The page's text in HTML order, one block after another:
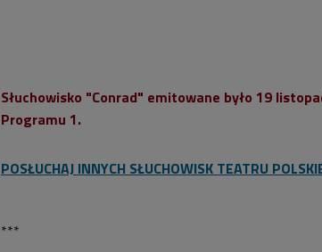
Słuchowisko "Conrad" emitowane było 19
Programu 1.
POSŁUCHAJ INNYCH SŁUCHOWISK TEATRU
***